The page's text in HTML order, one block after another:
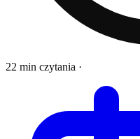
22 min czytania ·